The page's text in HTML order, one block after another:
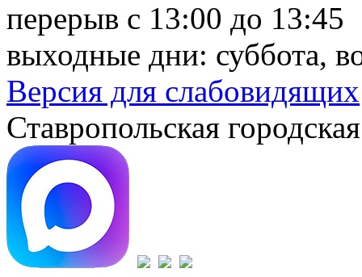
перерыв с 13:00 до 13:45
выходные дни: суббота,
Версия для слабовидящих
Ставропольская